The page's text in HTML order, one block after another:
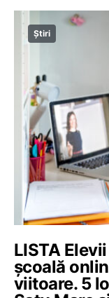
Știri
LISTA
școală
viitoare. 5